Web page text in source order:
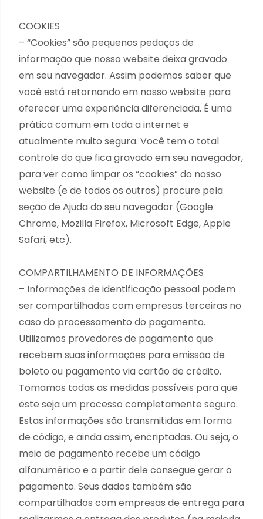
COOKIES
– “Cookies” são pequenos pedaços de
informação que nosso website deixa gravado
em seu navegador. Assim podemos saber que
você está retornando em nosso website para
oferecer uma experiência diferenciada. É uma
prática comum em toda a internet e
atualmente muito segura. Você tem o total
controle do que fica gravado em seu navegador,
para ver como limpar os “cookies” do nosso
website (e de todos os outros) procure pela
seção de Ajuda do seu navegador (Google
Chrome, Mozilla Firefox, Microsoft Edge, Apple
Safari, etc).
COMPARTILHAMENTO DE INFORMAÇÕES
– Informações de identificação pessoal podem
ser compartilhadas com empresas terceiras no
caso do processamento do pagamento.
Utilizamos provedores de pagamento que
recebem suas informações para emissão de
boleto ou pagamento via cartão de crédito.
Tomamos todas as medidas possíveis para que
este seja um processo completamente seguro.
Estas informações são transmitidas em forma
de código, e ainda assim, encriptadas. Ou seja, o
meio de pagamento recebe um código
alfanumérico e a partir dele consegue gerar o
pagamento. Seus dados também são
compartilhados com empresas de entrega para